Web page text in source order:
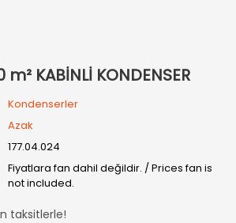
KABİNLİ KONDENSER
Kondenserler
Azak
177.04.024
Fiyatlara fan dahil değildir. / Prices fan is
not included.
taksitlerle!